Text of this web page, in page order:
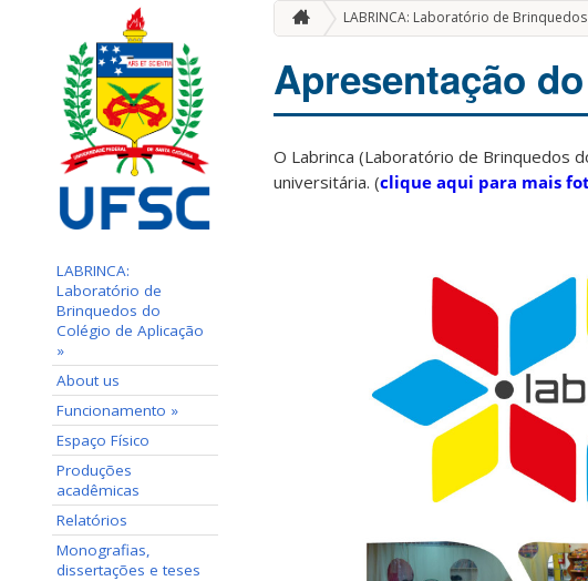
LABRINCA:
Laboratório de
Brinquedos do
Colégio de Aplicação
»
About us
Funcionamento »
Espaço Físico
Produções
acadêmicas
Relatórios
Monografias,
dissertações e teses
LABRINCA: Laboratório de
Apresentação
O Labrinca (Laboratório de Brinquedos
universitária. (clique aqui para mais